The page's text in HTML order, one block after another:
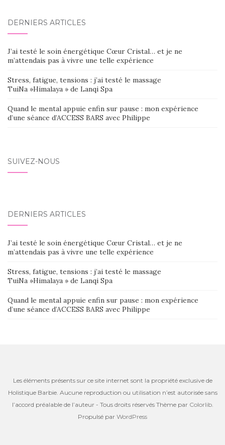
DERNIERS ARTICLES
J’ai testé le soin énergétique Cœur Cristal… et je ne
m’attendais pas à vivre une telle expérience
Stress, fatigue, tensions : j’ai testé le massage
TuiNa »Himalaya » de Lanqi Spa
Quand le mental appuie enfin sur pause : mon expérience
d’une séance d’ACCESS BARS avec Philippe
SUIVEZ-NOUS
DERNIERS ARTICLES
J’ai testé le soin énergétique Cœur Cristal… et je ne
m’attendais pas à vivre une telle expérience
Stress, fatigue, tensions : j’ai testé le massage
TuiNa »Himalaya » de Lanqi Spa
Quand le mental appuie enfin sur pause : mon expérience
d’une séance d’ACCESS BARS avec Philippe
Les éléments présents sur ce site internet sont la propriété exclusive de
Holistique Barbie. Aucune reproduction ou utilisation n’est autorisée sans
l’accord préalable de l’auteur - Tous droits réservés Thème par Colorlib.
Propulsé par WordPress